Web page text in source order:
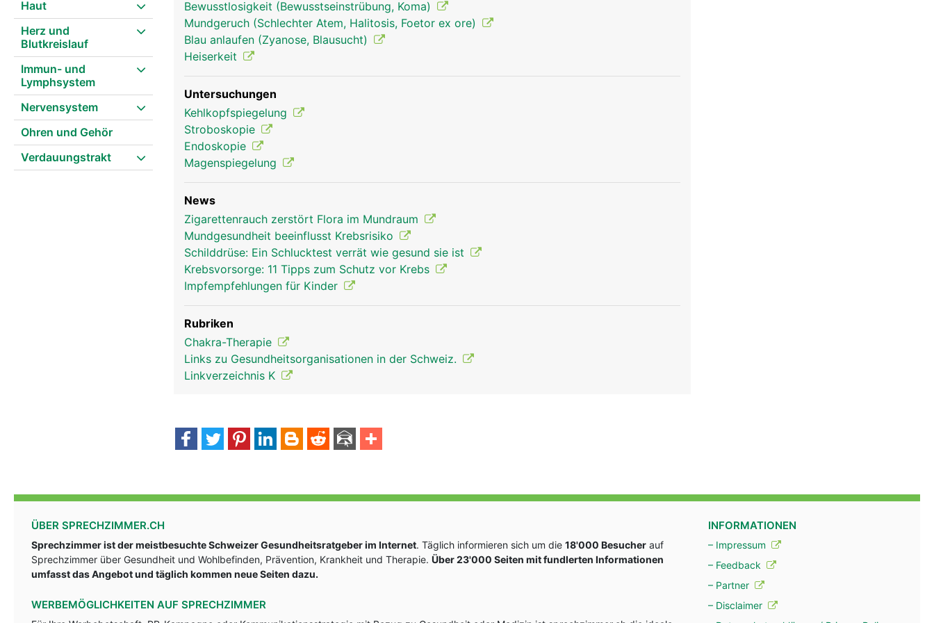
Haut
Herz und
Blutkreislauf
Immun- und
Lymphsystem
Nervensystem
Ohren und Gehör
Verdauungstrakt
Kehlkopf Frau
Bewusstlosigkeit (Bewusstseinstrübung, Koma)
Mundgeruch (Schlechter Atem, Halitosis, Foetor ex ore)
Blau anlaufen (Zyanose, Blausucht)
Heiserkeit
Untersuchungen
Kehlkopfspiegelung
Stroboskopie
Endoskopie
Magenspiegelung
News
Zigarettenrauch zerstört Flora im Mundraum
Mundgesundheit beeinflusst Krebsrisiko
Schilddrüse: Ein Schlucktest verrät wie gesund sie ist
Krebsvorsorge: 11 Tipps zum Schutz vor Krebs
Impfempfehlungen für Kinder
Rubriken
Chakra-Therapie
Links zu Gesundheitsorganisationen in der Schweiz.
Linkverzeichnis K
ÜBER SPRECHZIMMER.CH
Sprechzimmer ist der meistbesuchte Schweizer Gesundheitsratgeber im Internet. Täglich informieren sich um die 18'000 Besucher auf
Sprechzimmer über Gesundheit und Wohlbefinden, Prävention, Krankheit und Therapie. Über 23'000 Seiten mit fundlerten Informationen
umfasst das Angebot und täglich kommen neue Seiten dazu.
WERBEMÖGLICHKEITEN AUF SPRECHZIMMER
INFORMATIONEN
– Impressum
– Feedback
– Partner
– Disclaimer